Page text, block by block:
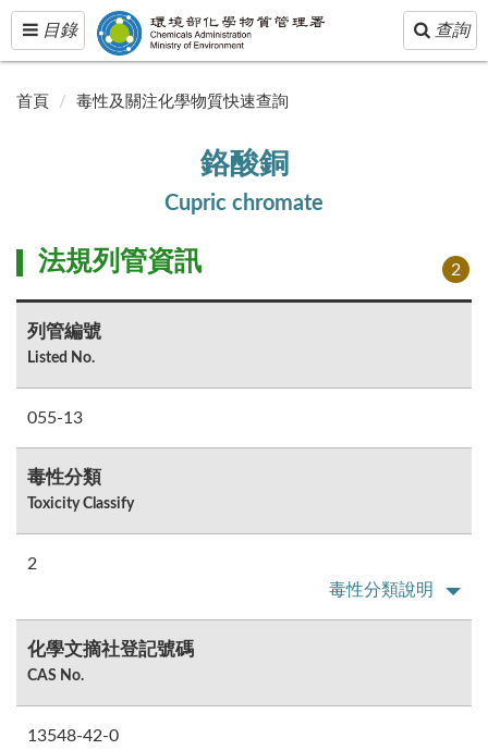
Toggle
navigation
目錄
Toggle
navigation
查詢
首頁 毒性及關注化學物質快速查詢
鉻酸銅
Cupric chromate
2
法規列管資訊
列管編號
Listed No.
055-13
毒性分類
Toxicity Classify
2
毒性分類說明
化學文摘社登記號碼
CAS No.
13548-42-0